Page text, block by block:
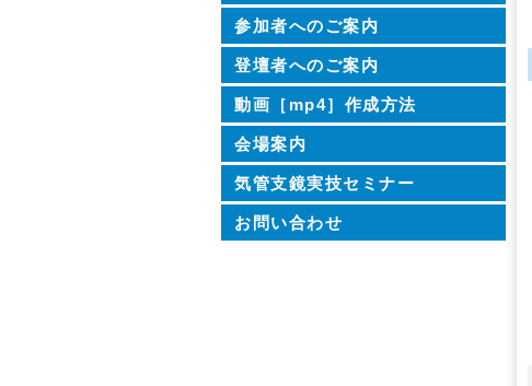
参加者へのご案内
登壇者へのご案内
動画［mp4］作成方法
会場案内
気管支鏡実技セミナー
お問い合わせ